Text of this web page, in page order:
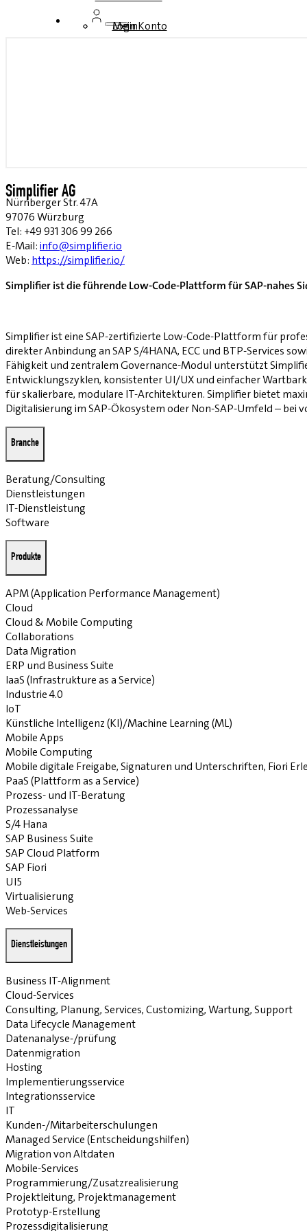
Login
Mein Konto
Simplifier AG
Nürnberger Str. 47A
97076 Würzburg
Tel: +49 931 306 99 266
E-Mail:info@simplifier.io
Web: https://simplifier.io/
Simplifier ist die führende Low-Code-Plattform für SAP-nahes
Simplifier ist eine SAP-zertifizierte Low-Code-Plattform für
direkter Anbindung an SAP S/4HANA, ECC und BTP-Services
Fähigkeit und zentralem Governance-Modul unterstützt
Entwicklungszyklen, konsistenter UI/UX und einfacher
für skalierbare, modulare IT-Architekturen. Simplifier bietet
Digitalisierung im SAP-Ökosystem oder Non-SAP-Umfeld – bei
Branche
Beratung/Consulting
Dienstleistungen
IT-Dienstleistung
Software
Produkte
APM (Application Performance Management)
Cloud
Cloud & Mobile Computing
Collaborations
Data Migration
ERP und Business Suite
IaaS (Infrastrukture as a Service)
Industrie 4.0
IoT
Künstliche Intelligenz (KI)/Machine Learning (ML)
Mobile Apps
Mobile Computing
Mobile digitale Freigabe, Signaturen und Unterschriften, Fiori
PaaS (Plattform as a Service)
Prozess- und IT-Beratung
Prozessanalyse
S/4 Hana
SAP Business Suite
SAP Cloud Platform
SAP Fiori
UI5
Virtualisierung
Web-Services
Dienstleistungen
Business IT-Alignment
Cloud-Services
Consulting, Planung, Services, Customizing, Wartung, Support
Data Lifecycle Management
Datenanalyse-/prüfung
Datenmigration
Hosting
Implementierungsservice
Integrationsservice
IT
Kunden-/Mitarbeiterschulungen
Managed Service (Entscheidungshilfen)
Migration von Altdaten
Mobile-Services
Programmierung/Zusatzrealisierung
Projektleitung, Projektmanagement
Prototyp-Erstellung
Prozessdigitalisierung